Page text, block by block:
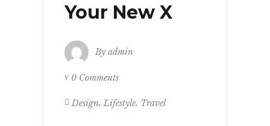
Your New X
By admin
0 Comments
Design, Lifestyle, Travel